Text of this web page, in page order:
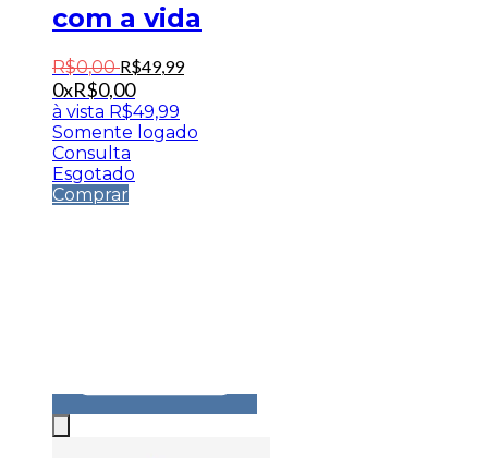
com a vida
R$0,00 R$49,99
0xR$0,00
à vista R$49,99
Somente logado
Consulta
Esgotado
Comprar